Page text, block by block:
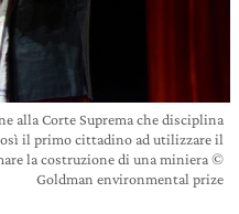
alla Corte Suprema che disciplina
il primo cittadino ad utilizzare il
la costruzione di una miniera ©
Goldman environmental prize